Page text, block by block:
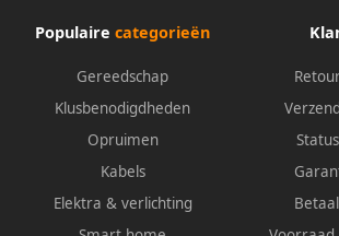
Populaire categorieën
Gereedschap
Klusbenodigdheden
Opruimen
Kabels
Elektra & verlichting